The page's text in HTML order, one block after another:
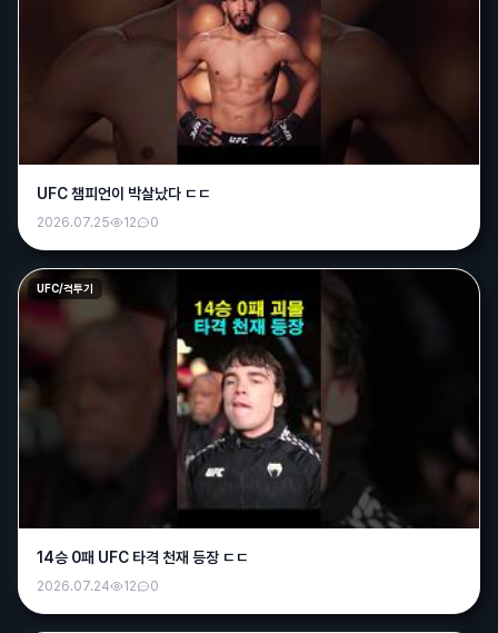
UFC 챔피언이 박살났다 ㄷㄷ
2026.07.25 12 0
UFC/격투기
14승 0패 UFC 타격 천재 등장 ㄷㄷ
2026.07.24 12 0